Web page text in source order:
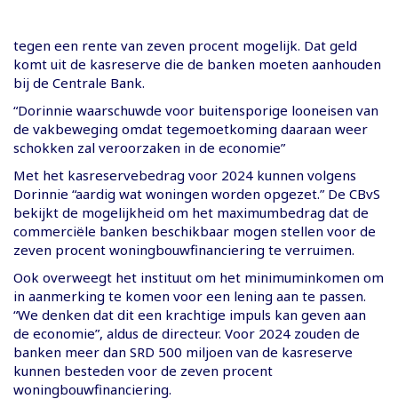
tegen een rente van zeven procent mogelijk. Dat geld
komt uit de kasreserve die de banken moeten aanhouden
bij de Centrale Bank.
“Dorinnie waarschuwde voor buitensporige looneisen van
de vakbeweging omdat tegemoetkoming daaraan weer
schokken zal veroorzaken in de economie”
Met het kasreservebedrag voor 2024 kunnen volgens
Dorinnie “aardig wat woningen worden opgezet.” De CBvS
bekijkt de mogelijkheid om het maximumbedrag dat de
commerciële banken beschikbaar mogen stellen voor de
zeven procent woningbouwfinanciering te verruimen.
Ook overweegt het instituut om het minimuminkomen om
in aanmerking te komen voor een lening aan te passen.
“We denken dat dit een krachtige impuls kan geven aan
de economie”, aldus de directeur. Voor 2024 zouden de
banken meer dan SRD 500 miljoen van de kasreserve
kunnen besteden voor de zeven procent
woningbouwfinanciering.